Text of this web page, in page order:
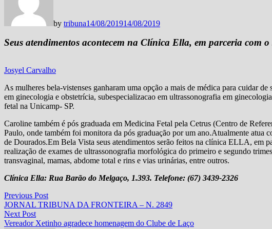
by tribuna14/08/201914/08/2019
Seus atendimentos acontecem na Clínica Ella, em parceria com
Josyel Carvalho
As mulheres bela-vistenses ganharam uma opção a mais de médica para cuidar
em ginecologia e obstetrícia, subespecializacao em ultrassonografia em
fetal na Unicamp- SP.
Caroline também é pós graduada em Medicina Fetal pela Cetrus (Centro de
Paulo, onde também foi monitora da pós graduação por um ano.Atualmente atua
de Dourados.Em Bela Vista seus atendimentos serão feitos na clínica ELLA, em
realização de exames de ultrassonografia morfológica do primeiro e segundo
transvaginal, mamas, abdome total e rins e vias urinárias, entre outros.
Clínica Ella: Rua Barão do Melgaço, 1.393. Telefone: (67) 3439-2326
Navegação
de
Post
Previous PostPrevious
post:
JORNAL TRIBUNA DA FRONTEIRA – N. 2849
Next PostNext
post:
Vereador Xetinho agradece homenagem do Clube de Laço